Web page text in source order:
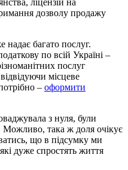
дозволу продажу
надає багато послуг.
по всій Україні –
послуг
місцеве
– оформити
з нуля, були
Можливо, така ж доля очікує
що в підсумку ми
дуже спростять життя